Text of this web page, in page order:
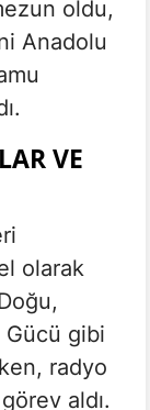
oldu,
Anadolu
VE
olarak
Gücü gibi
radyo
aldı.